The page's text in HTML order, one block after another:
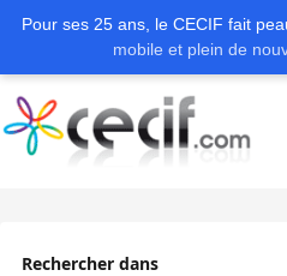
Pour ses 25 ans, le CECIF fait
mobile et plein de
Rechercher dans